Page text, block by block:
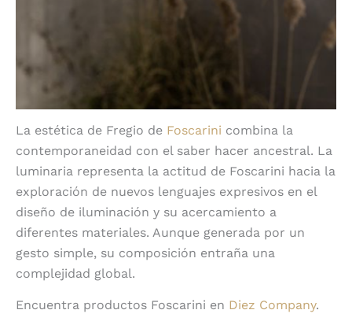
La estética de Fregio de Foscarini combina la
contemporaneidad con el saber hacer ancestral. La
luminaria representa la actitud de Foscarini hacia la
exploración de nuevos lenguajes expresivos en el
diseño de iluminación y su acercamiento a
diferentes materiales. Aunque generada por un
gesto simple, su composición entraña una
complejidad global.
Encuentra productos Foscarini en Diez Company.